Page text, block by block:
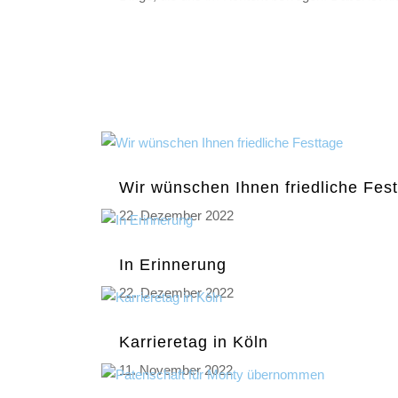
Wir wünschen Ihnen friedliche
22. Dezember 2022
In Erinnerung
22. Dezember 2022
Karrieretag in Köln
11. November 2022